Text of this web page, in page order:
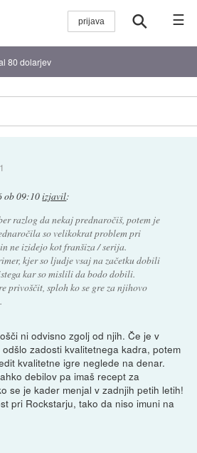
☰
80 dolarjev
ob 09:10izjavil:
razlog da nekaj prednaročiš, potem je
so velikokrat problem pri
ne izidejo kot franšiza / serija.
kjer so ljudje vsaj na začetku dobili
kar so mislili da bodo dobili.
privoščit, sploh ko se gre za njihovo
ni odvisno zgolj od njih. Če je v
zadosti kvalitetnega kadra, potem
kvalitetne igre neglede na denar.
debilov pa imaš recept za
se je kader menjal v zadnjih petih letih!
pri Rockstarju, tako da niso imuni na